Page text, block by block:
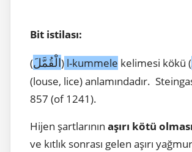
Bit istilası:
(الْقُمَّلَ) l-kummele kelimesi kökü (
(louse, lice) anlamındadır.
857 (of 1241).
Hijen şartlarının aşırı kötü olması
ve kıtlık sonrası gelen aşırı